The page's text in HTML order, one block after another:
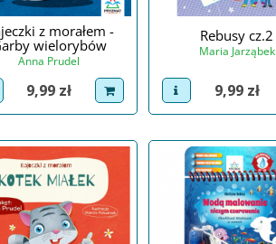
z morałem -
wielorybów
Anna Prudel
product
Cena
9,99 zł dodaj do koszyka
Rebusy cz.2
Maria Jarząbek
view product
Cena
9,99 zł